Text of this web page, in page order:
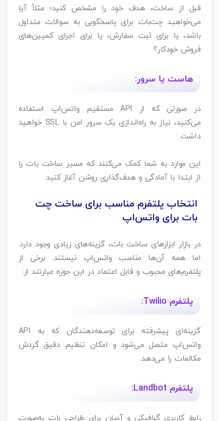
قبل از ساخت، هدف خود را مشخص کنید؛ مثلاً آیا
می‌خواهید چت‌بات برای پاسخگویی به سوالات متداول
باشد، یا برای ثبت سفارش، یا برای اجرای کمپین‌های
فروش خودکار؟
هاست یا سرور:
در صورتی که از API مستقیم واتس‌اپ استفاده
می‌کنید، نیاز به راه‌اندازی یک سرور امن با SSL خواهید
داشت.
این موارد به شما کمک می‌کنند که مسیر ساخت بات را
از ابتدا با آمادگی و هدف‌گذاری روشن آغاز کنید.
انتخاب پلتفرم مناسب برای ساخت چت
بات برای واتس‌اپ
در بازار ابزارهای ساخت بات، گزینه‌های زیادی وجود دارد.
اما همه آن‌ها مناسب واتس‌اپ نیستند. برخی از
پلتفرم‌های محبوب و قابل اعتماد در این حوزه عبارتند از:
پلتفرم Twilio:
گزینه‌ای پیشرفته برای توسعه‌دهندگان که به API
واتس‌اپ متصل می‌شود و امکان تنظیم دقیق گردش
مکالمات را می‌دهد.
پلتفرم Landbot:
رابط کاربری گرافیکی و آسان برای طراحی بات به‌صورت